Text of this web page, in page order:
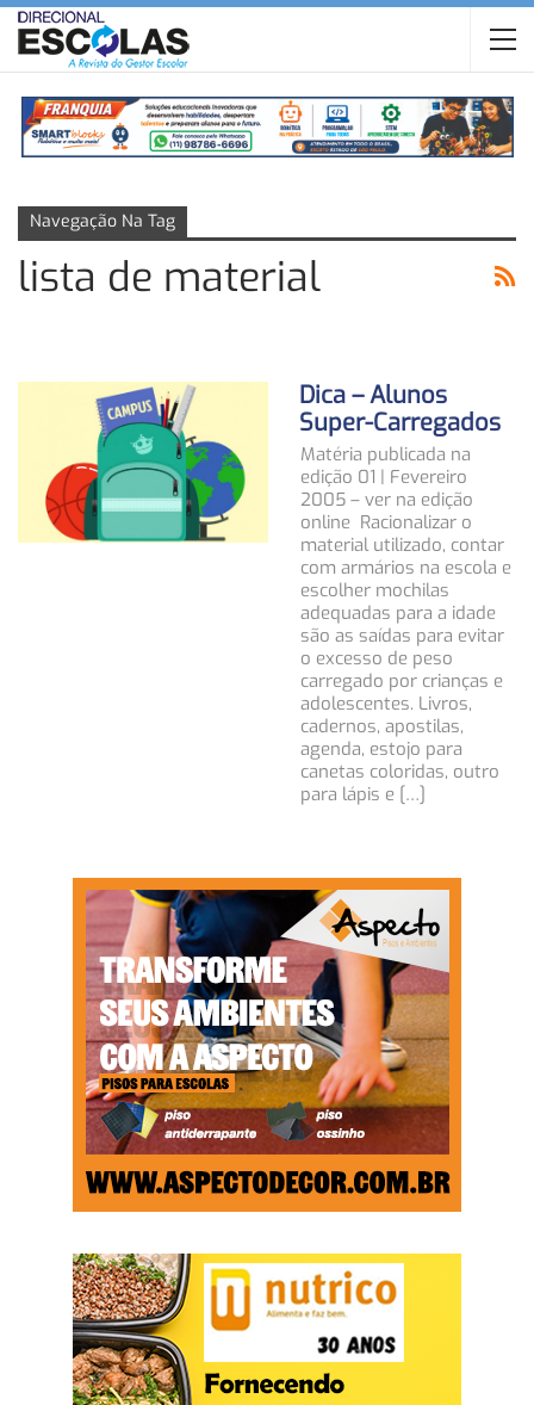
Navegação Na Tag
lista de material
Dica – Alunos
Super-Carregados
Matéria publicada na
edição 01 | Fevereiro
2005 – ver na edição
online Racionalizar o
material utilizado, contar
com armários na escola e
escolher mochilas
adequadas para a idade
são as saídas para evitar
o excesso de peso
carregado por crianças e
adolescentes. Livros,
cadernos, apostilas,
agenda, estojo para
canetas coloridas, outro
para lápis e […]